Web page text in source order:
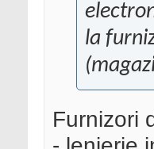
la
Furnizori